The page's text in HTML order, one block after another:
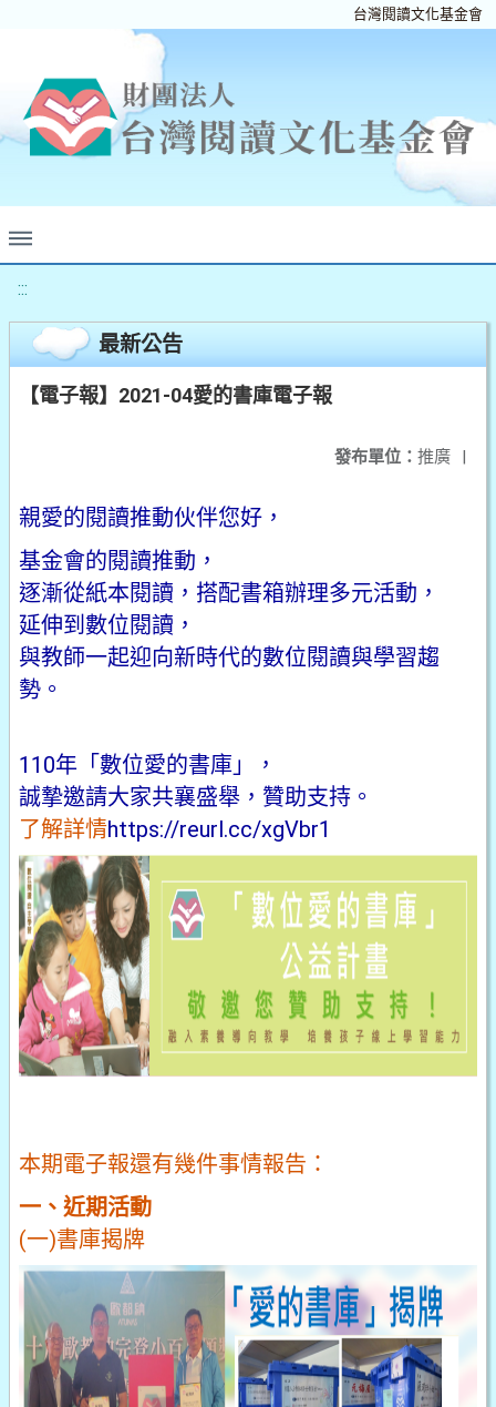
台灣閱讀文化基金會
:::
最新公告
【電子報】2021-04愛的書庫電子報
發布單位： 推廣 |
親愛的閱讀推動伙伴您好，
基金會的閱讀推動，
逐漸從紙本閱讀，搭配書箱辦理多元活動，
延伸到數位閱讀，
與教師一起迎向新時代的數位閱讀與學習趨
勢。
110年「數位愛的書庫」，
誠摯邀請大家共襄盛舉，贊助支持。
了解詳情https://reurl.cc/xgVbr1
本期電子報還有幾件事情報告：
一、近期活動
(一)書庫揭牌